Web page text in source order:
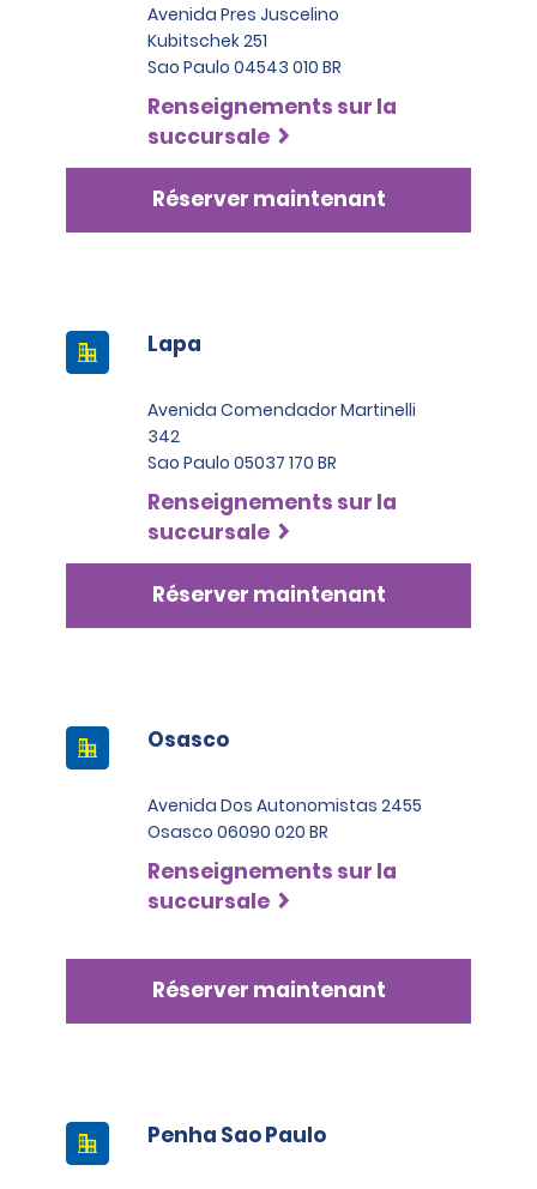
Avenida Pres Juscelino
Kubitschek 251
Sao Paulo 04543 010 BR
Renseignements sur la
succursale
Réserver maintenant
Lapa
Avenida Comendador Martinelli
342
Sao Paulo 05037 170 BR
Renseignements sur la
succursale
Réserver maintenant
Osasco
Avenida Dos Autonomistas 2455
Osasco 06090 020 BR
Renseignements sur la
succursale
Réserver maintenant
Penha Sao Paulo